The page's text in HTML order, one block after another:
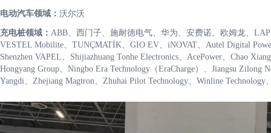
电动汽车领域： 沃尔沃
充电桩领域： ABB、西门子、施耐德电气、华为、安费诺、欧姆龙、
VESTEL Mobilite、TUNÇMATİK、GIO EV、iNOVAT、Autel Digital
Shenzhen VAPEL、Shijiazhuang Tonhe Electronics、AcePower、Chao
Hongyang Group、Ningbo Era Technology（EraCharge）、Jiangsu Zilong
Yangdi、Zhejiang Magtron、Zhuhai Pilot Technology、Winline Technology